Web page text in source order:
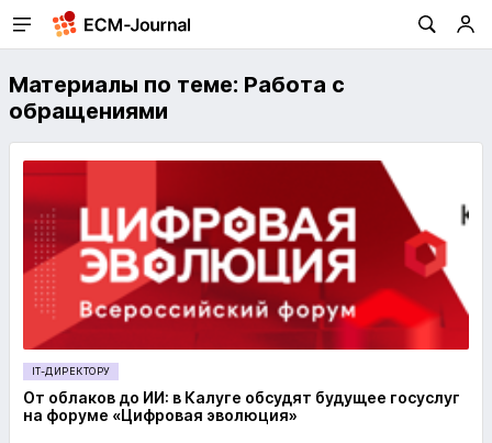
Материалы по теме: Работа с
обращениями
IT-ДИРЕКТОРУ
От облаков до ИИ: в Калуге обсудят будущее госуслуг
на форуме «Цифровая эволюция»